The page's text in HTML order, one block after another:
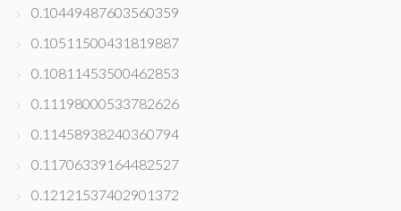
0.10449487603560359
0.10511500431819887
0.10811453500462853
0.11198000533782626
0.11458938240360794
0.11706339164482527
0.12121537402901372